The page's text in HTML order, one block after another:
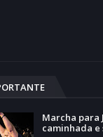
Marcha para
caminhada e